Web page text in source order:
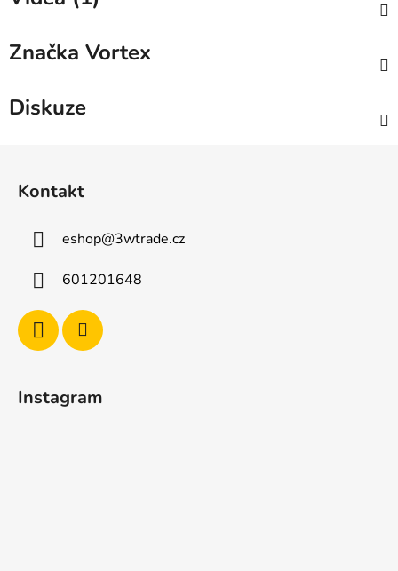
Značka Vortex
Diskuze
Kontakt
eshop@3wtrade.cz
601201648
Instagram